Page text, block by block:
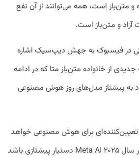
است، همه می‌توانند از آن نفع
آزاد و متن‌باز است.
در فیسبوک به جهش دیپ‌سیک اشاره
از خانواده متن‌باز متا که در ادامه
به پیشتاز مدل‌های روز هوش مصنوعی
برای هوش مصنوعی خواهد
بود. من انتظار دارم که در سال ۲۰۲۵ Meta AI دستیار پیشتازی باشد